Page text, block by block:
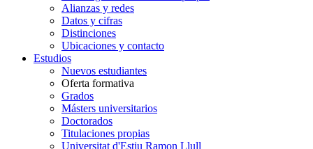
Alianzas y redes
Datos y cifras
Distinciones
Ubicaciones y contacto
Estudios
Nuevos estudiantes
Oferta formativa
Grados
Másters universitarios
Doctorados
Titulaciones propias
Universitat d'Estiu Ramon Llull